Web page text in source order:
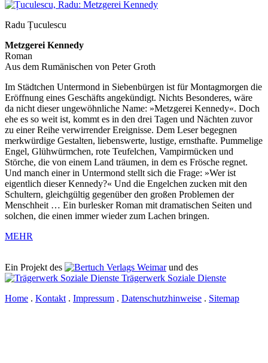
Radu Țuculescu
Metzgerei Kennedy
Roman
Aus dem Rumänischen von Peter Groth
Im Städtchen Untermond in Siebenbürgen ist für Montagmorgen die
Eröffnung eines Geschäfts angekündigt. Nichts Besonderes, wäre
da nicht dieser ungewöhnliche Name: »Metzgerei Kennedy«. Doch
ehe es so weit ist, kommt es in den drei Tagen und Nächten zuvor
zu einer Reihe verwirrender Ereignisse. Dem Leser begegnen
merkwürdige Gestalten, liebenswerte, lustige, ernsthafte. Pummelige
Engel, Glühwürmchen, rote Teufelchen, Vampirmücken und
Störche, die von einem Land träumen, in dem es Frösche regnet.
Und manch einer in Untermond stellt sich die Frage: »Wer ist
eigentlich dieser Kennedy?« Und die Engelchen zucken mit den
Schultern, gleichgültig gegenüber den großen Problemen der
Menschheit … Ein burlesker Roman mit dramatischen Seiten und
solchen, die einen immer wieder zum Lachen bringen.
MEHR
Ein Projekt des Verlags Weimarund des
Trägerwerk Soziale Dienste
Home . Kontakt . Impressum . Datenschutzhinweise . Sitemap